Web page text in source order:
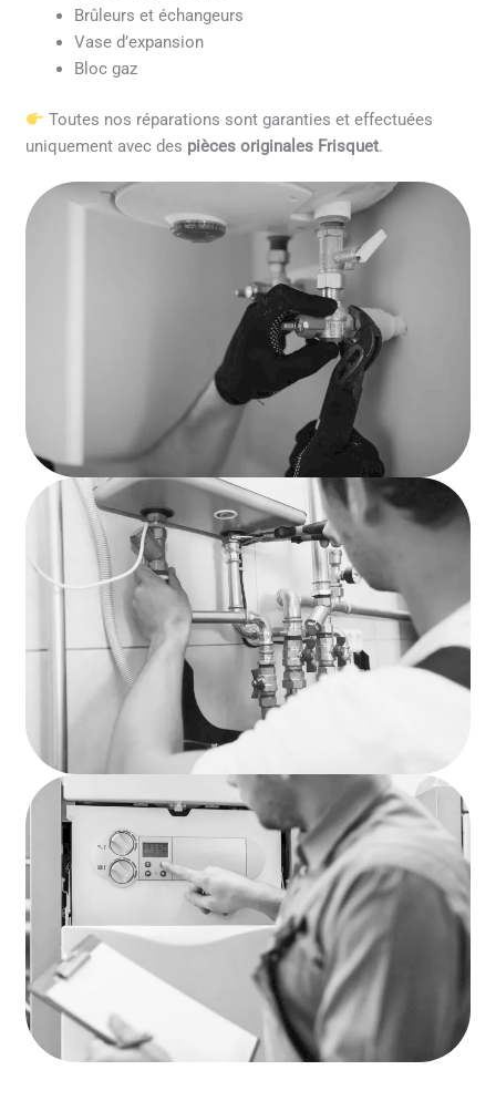
Brûleurs et échangeurs
Vase d’expansion
Bloc gaz
Toutes nos réparations sont garanties et effectuées
uniquement avec des pièces originales Frisquet.